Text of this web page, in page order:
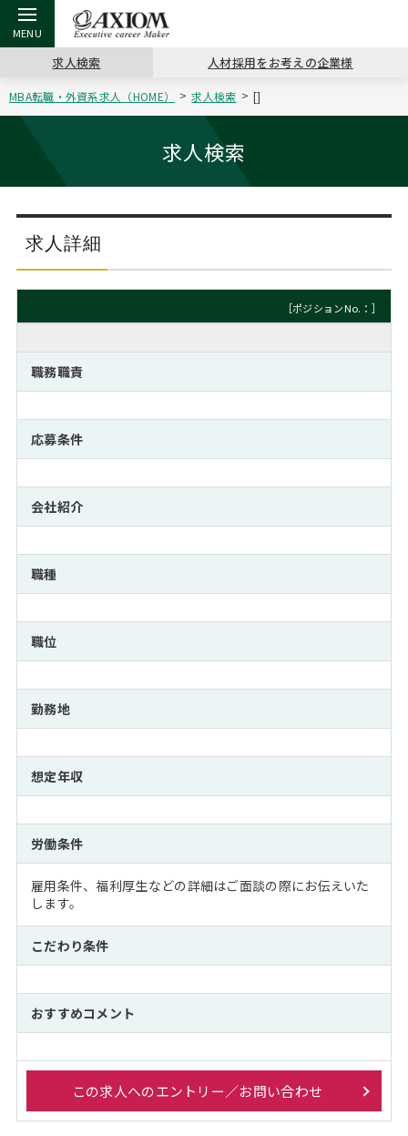
戻る
アクシアムの特長
コンサ
サービス案内 キャリ
コンサルタントの紹介
戻る
キャリア支援 TOP
キャリアデザイン講座
（最新求人市場動向）
MBAの
おわり
ステージ別アドバイス
MBA留学生数の推移
日本か
インターン受入企業一覧
MBAを生かす求人特集
年齢と年収の相関図
戻る
転職ツール TOP
英文レジュメの書き方 パワー
職務経歴書の書き方
よくある面接Q&A集
外資系／面接攻略のコツ
戻る
転職コラム TOP
“展”職相談室
転職市場の明日をよめ
転職成功への4つの鍵
キャリアに効く一冊
注目企業インタビュー
戻る
イベント・セミナー TOP
ジョブフェア
キャリアデザインセミナー
キャリアフォーラム
プロ経営者の特別セミナー
Career Talk Live
MBA NETWORKING
戻る
会社概要 TOP
沿革
主なクライアント
採用情報
パブリシティ
ニュースリリース
求人検索 人材採用をお考えの企業様
MBA転職・外資系求人（HOME） 求人検索 []
求人検索
求人詳細
［ポジションNo.：］
職務職責
応募条件
会社紹介
職種
職位
勤務地
想定年収
労働条件
雇用条件、福利厚生などの詳細はご面談の際にお伝えいた
します。
こだわり条件
おすすめコメント
この求人へのエントリー／お問い合わせ